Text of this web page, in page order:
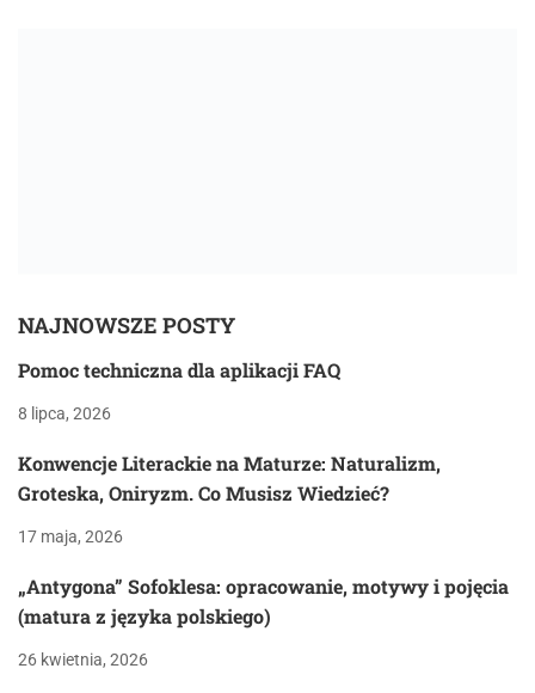
NAJNOWSZE POSTY
Pomoc techniczna dla aplikacji FAQ
8 lipca, 2026
Konwencje Literackie na Maturze: Naturalizm,
Groteska, Oniryzm. Co Musisz Wiedzieć?
17 maja, 2026
„Antygona” Sofoklesa: opracowanie, motywy i pojęcia
(matura z języka polskiego)
26 kwietnia, 2026